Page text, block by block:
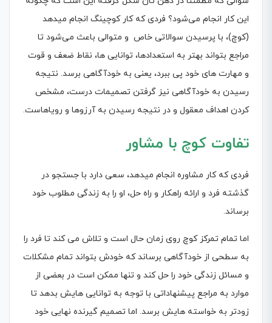
این کار انجام می‌شود؟ فردی که کار کوچینگ انجام میدهد
(کوچ)، با پرسیدن سوالاتی خاص و متوالی باعث می‌شود تا
مراجع بتواند بهتر به استعدادها، توانایی ها، نقاط ضعف و قوت
و مهارت های خود پی ببرد، یعنی به خودآگاهی برسد. نتیجه
رسیدن به خودآگاهی نیز گرفتن تصمیمات درست، مشخص
کردن اهداف معقول و در نتیجه رسیدن به آرزوها و رویاهاست.
تفاوت کوچ با مشاور
فردی که کار مشاوره انجام میدهد، سعی دارد با جستجو در
گذشته فرد و ارائه راهکار و راه حل، او را به زندگی مطلوب خود
برساند.
اما تمام تمرکز کوچ روی زمان حال است و تلاش می کند تا فرد را
به سطحی از خودآگاهی برساند که خودش بتواند تمام مشکلات
و مسائل زندگی خود را حل کند و تنها ممکن است در بعضی از
موارد به مراجع پیشنهاداتی با توجه به توانایی هایش بدهد تا
زودتر به خواسته هایش برسد. اما تصمیم گیرنده نهایی خود